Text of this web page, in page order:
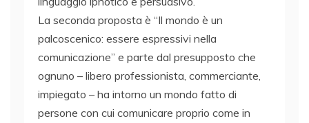
La seconda proposta è “Il mondo è un
palcoscenico: essere espressivi nella
comunicazione” e parte dal presupposto che
ognuno – libero professionista, commerciante,
impiegato – ha intorno un mondo fatto di
persone con cui comunicare proprio come in